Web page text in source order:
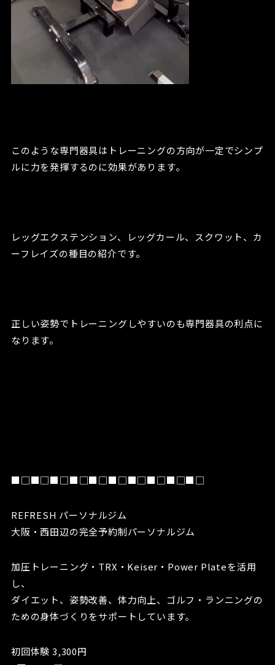
このような専門器具はトレーニングの方向が一定でシンプ
ルに力を発揮するのに効果があります。
レッグエクステンション、レッグカール、スクワット、カ
ーフレイズの種目の紹介です。
正しい姿勢でトレーニングしやすいのも専門器具の利点に
なります。
■□■□■□■□■□■□■□■□■□■□
REFRESH パーソナルジム
大阪・西田辺の完全予約制パーソナルジム
加圧トレーニング・TRX・Keiser・Power Plateを活用
し、
ダイエット、姿勢改善、体力向上、ゴルフ・ランニングの
ための身体づくりをサポートしています。
初回体験 3,300円